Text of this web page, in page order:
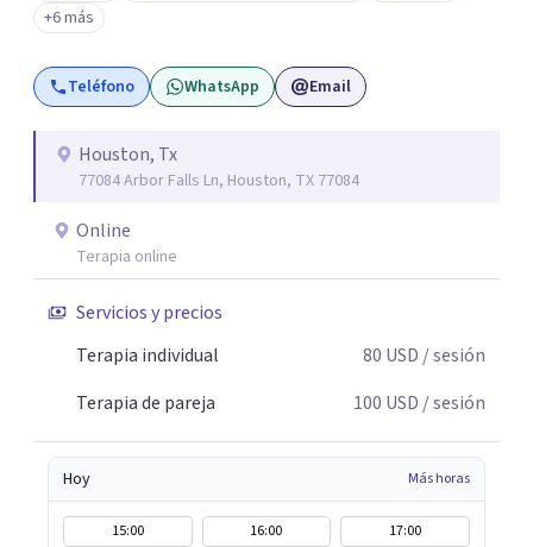
+6 más
Teléfono WhatsApp Email
Houston, Tx
77084 Arbor Falls Ln, Houston, TX 77084
Online
Terapia online
Servicios y precios
Terapia individual
80 USD / sesión
Terapia de pareja
100 USD / sesión
Hoy Más horas
15:00 16:00
17:00